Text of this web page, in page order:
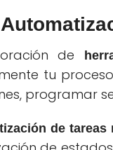
de
tu
programar
de tareas